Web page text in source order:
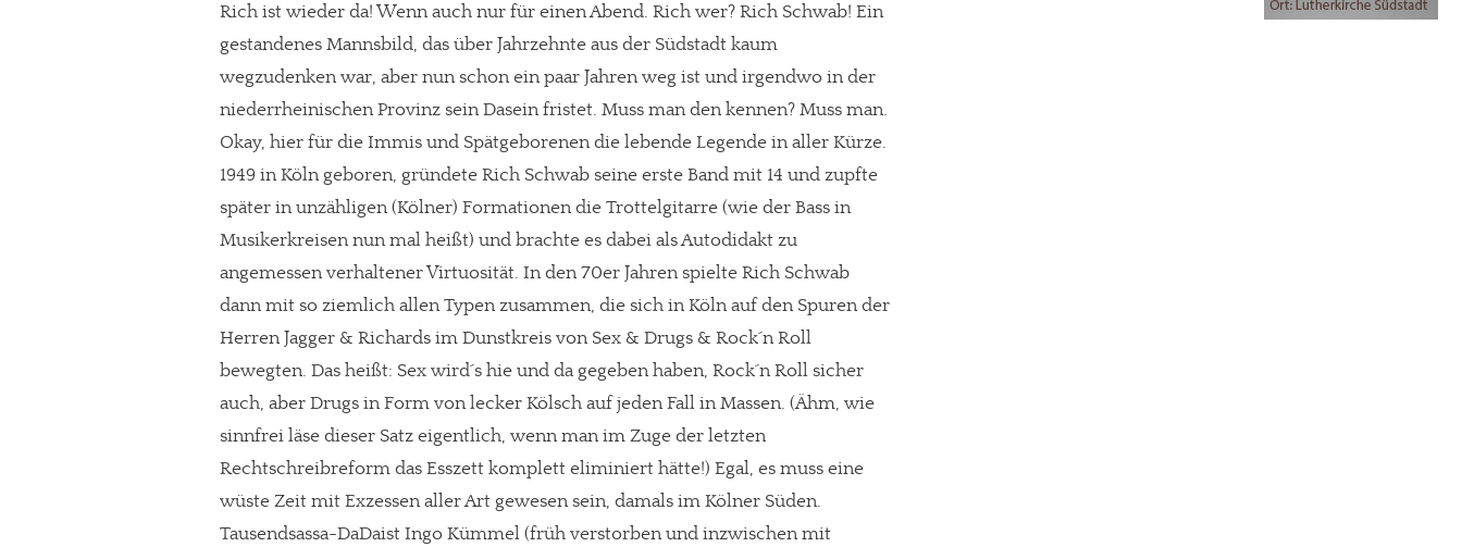
Rich ist wieder da! Wenn auch nur für einen Abend. Rich wer? Rich Schwab! Ein
gestandenes Mannsbild, das über Jahrzehnte aus der Südstadt kaum
wegzudenken war, aber nun schon ein paar Jahren weg ist und irgendwo in der
niederrheinischen Provinz sein Dasein fristet. Muss man den kennen? Muss man.
Okay, hier für die Immis und Spätgeborenen die lebende Legende in aller Kürze.
1949 in Köln geboren, gründete Rich Schwab seine erste Band mit 14 und zupfte
später in unzähligen (Kölner) Formationen die Trottelgitarre (wie der Bass in
Musikerkreisen nun mal heißt) und brachte es dabei als Autodidakt zu
angemessen verhaltener Virtuosität. In den 70er Jahren spielte Rich Schwab
dann mit so ziemlich allen Typen zusammen, die sich in Köln auf den Spuren der
Herren Jagger & Richards im Dunstkreis von Sex & Drugs & Rock´n Roll
bewegten. Das heißt: Sex wird´s hie und da gegeben haben, Rock´n Roll sicher
auch, aber Drugs in Form von lecker Kölsch auf jeden Fall in Massen. (Ähm, wie
sinnfrei läse dieser Satz eigentlich, wenn man im Zuge der letzten
Rechtschreibreform das Esszett komplett eliminiert hätte!) Egal, es muss eine
wüste Zeit mit Exzessen aller Art gewesen sein, damals im Kölner Süden.
Tausendsassa-DaDaist Ingo Kümmel (früh verstorben und inzwischen mit